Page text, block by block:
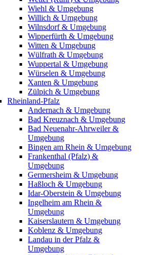
Wiehl & Umgebung
Willich & Umgebung
Wilnsdorf & Umgebung
Wipperfürth & Umgebung
Witten & Umgebung
Wülfrath & Umgebung
Wuppertal & Umgebung
Würselen & Umgebung
Xanten & Umgebung
Zülpich & Umgebung
Rheinland-Pfalz
Andernach & Umgebung
Bad Kreuznach & Umgebung
Bad Neuenahr-Ahrweiler &
Umgebung
Bingen am Rhein & Umgebung
Frankenthal (Pfalz) &
Umgebung
Germersheim & Umgebung
Haßloch & Umgebung
Idar-Oberstein & Umgebung
Ingelheim am Rhein &
Umgebung
Kaiserslautern & Umgebung
Koblenz & Umgebung
Landau in der Pfalz &
Umgebung